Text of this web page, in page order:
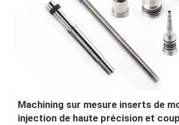
Machining sur mesure inserts de
injection de haute précision et